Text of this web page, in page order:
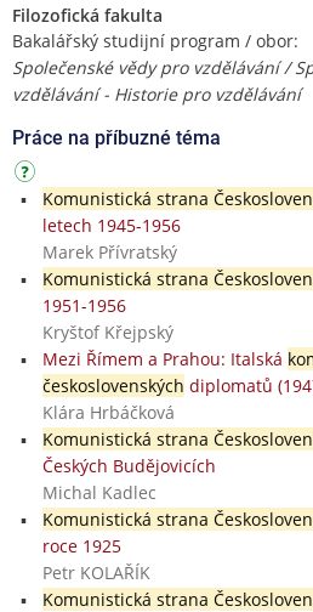
Filozofická fakulta
Bakalářský studijní program / obor:
Společenské vědy pro vzdělávání /
vzdělávání - Historie pro vzdělávání
Práce na příbuzné téma
Komunistická strana
letech 1945-1956
Marek Přívratský
Komunistická strana
1951-1956
Kryštof Křejpský
Mezi Římem a Prahou: Italská
československých diplomatů
Klára Hrbáčková
Komunistická strana
Českých Budějovicích
Michal Kadlec
Komunistická strana
roce 1925
Petr KOLAŘÍK
Komunistická strana